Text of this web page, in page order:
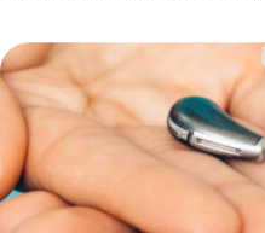
Hasta un 60%
Nombre